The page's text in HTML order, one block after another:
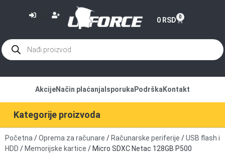
0 RSD 0
Kategorije proizvoda
AkcijeNačin plaćanja Isporuka Podrška Kontakt
Početna /Oprema za računare / Računarske periferije /USB flash i
HDD / Memorijske kartice / Micro SDXC Netac 128GB P500